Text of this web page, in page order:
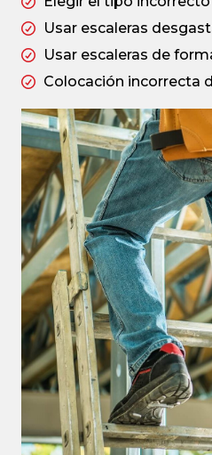
Usar escaleras
Usar escaleras de
Colocación incorrecta